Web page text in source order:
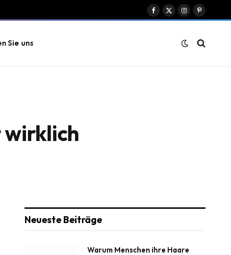
Facebook
X
InstagramPinterest
Sie uns
wirklich
Neueste Beiträge
Warum Menschen ihre Haare